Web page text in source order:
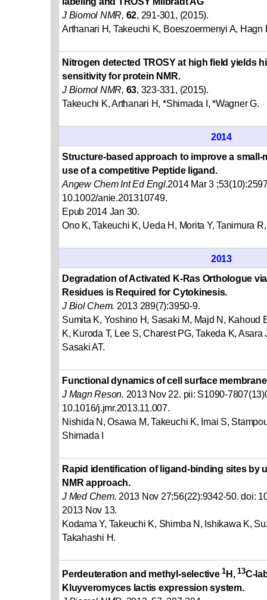
J Biomol NMR, 62, 291-301, (2015).
Arthanari H, Takeuchi K, Boeszoermenyi A, Hagn
Nitrogen detected TROSY at high field yields
sensitivity for protein NMR.
J Biomol NMR, 63, 323-331, (2015).
Takeuchi K, Arthanari H, *Shimada I, *Wagner G.
2014
Structure-based approach to improve a
use of a competitive Peptide ligand.
Angew Chem Int Ed Engl.2014 Mar 3
10.1002/anie.201310749.
Epub 2014 Jan 30.
Ono K, Takeuchi K, Ueda H, Morita Y, Tanimura
2013
Degradation of Activated K-Ras Orthologue
Residues is Required for Cytokinesis.
J Biol Chem. 2013 289(7):3950-9.
Sumita K, Yoshino H, Sasaki M, Majd N, Kahoud
K, Kuroda T, Lee S, Charest PG, Takeda K,
Sasaki AT.
Functional dynamics of cell surface
J Magn Reson. 2013 Nov 22. pii: S1090-
10.1016/j.jmr.2013.11.007.
Nishida N, Osawa M, Takeuchi K, Imai S,
Shimada I
Rapid identification of ligand-binding sites by
NMR approach.
J Med Chem. 2013 Nov 27;56(22):9342-50. doi:
2013 Nov 13.
Kodama Y, Takeuchi K, Shimba N, Ishikawa K,
Takahashi H.
Perdeuteration and methyl-selective1 H,13C-
Kluyveromyces lactis expression system.